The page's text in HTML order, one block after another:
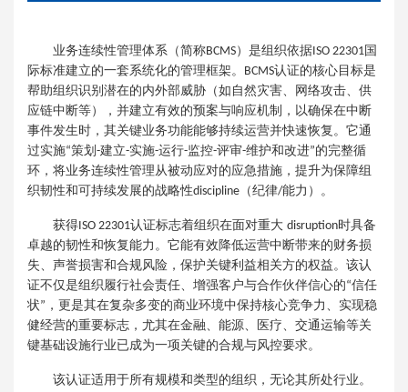
业务连续性管理体系 （简称BCMS） 是组织依据ISO 22301 国
际标准建立的一套系统化的管理框架。 BCMS认证的核心目标是
帮助组织识别潜在的内外部威胁（如自然灾害、网络攻击、供
应链中断等），并建立有效的预案与响应机制，以确保在中断
事件发生时，其关键业务功能能够持续运营并快速恢复。它通
过实施“策划 -建立-实施-运行-监控-评审-维护和改进”的完整循
环，将业务连续性管理从被动应对的应急措施，提升为保障组
织韧性和可持续发展的战略性discipline （纪律/能力）。
获得ISO 22301认证标志着组织在面对重大 disruption时具备
卓越的韧性和恢复能力。它能有效降低运营中断带来的财务损
失、声誉损害和合规风险，保护关键利益相关方的权益。该认
证不仅是组织履行社会责任、增强客户与合作伙伴信心的“信任
状” ，更是其在复杂多变的商业环境中保持核心竞争力、实现稳
健经营的重要标志，尤其在金融、能源、医疗、交通运输等关
键基础设施行业已成为一项关键的合规与风控要求。
该认证适用于所有规模和类型的组织，无论其所处行业。